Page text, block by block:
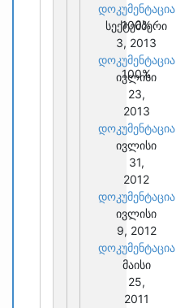
100%
100%
დოკუმენტაცია
სექტემბერი
3, 2013
დოკუმენტაცია
ივლისი
23,
2013
დოკუმენტაცია
ივლისი
31,
2012
დოკუმენტაცია
ივლისი
9, 2012
დოკუმენტაცია
მაისი
25,
2011